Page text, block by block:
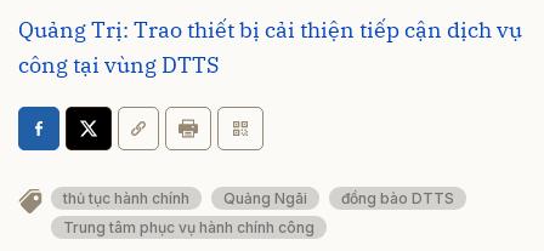
Quảng Trị: Trao thiết bị cải thiện tiếp cận dịch vụ
công tại vùng DTTS
thủ tục hành chính Quảng Ngãi
đồng bào DTTS
Trung tâm phục vụ hành chính công